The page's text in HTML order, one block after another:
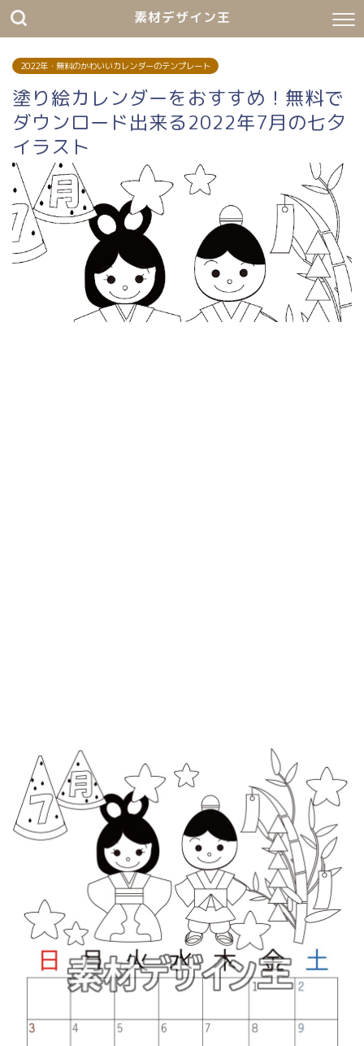
素材デザイン王
2022年・無料のかわいいカレンダーのテンプレート
塗り絵カレンダーをおすすめ！無料で
ダウンロード出来る2022年7月の七夕
イラスト